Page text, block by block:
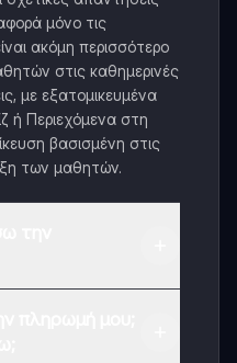
μόνο τις
ακόμη περισσότερο
στις καθημερινές
με εξατομικευμένα
ή Περιεχόμενα στη
βασισμένη στις
των μαθητών.